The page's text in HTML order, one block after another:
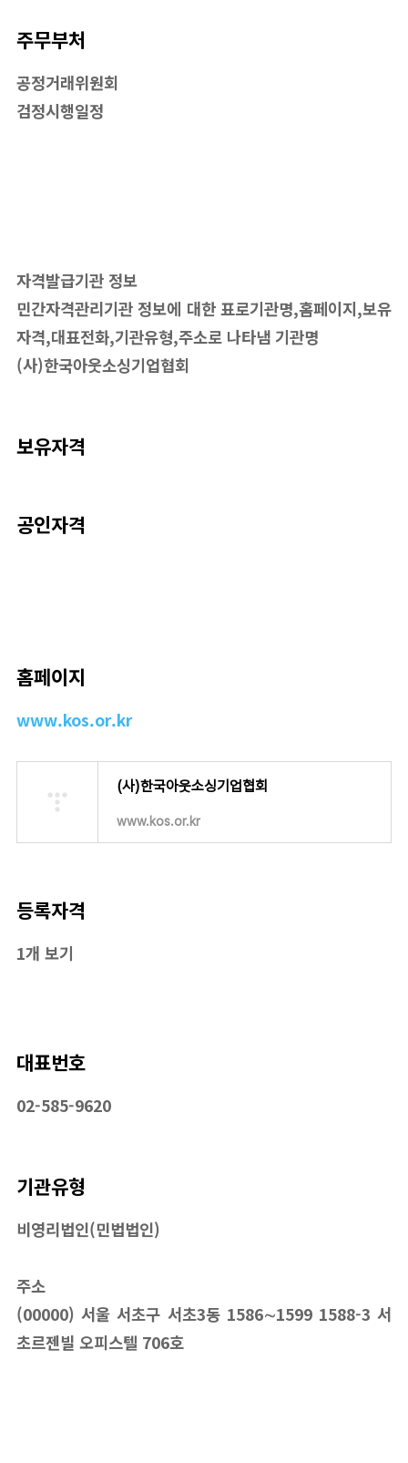
주무부처
공정거래위원회
검정시행일정
자격발급기관 정보
민간자격관리기관 정보에 대한 표로기관명,홈페이지,보유
자격,대표전화,기관유형,주소로 나타냄 기관명
(사)한국아웃소싱기업협회
보유자격
공인자격
홈페이지
www.kos.or.kr
(사)한국아웃소싱기업협회
www.kos.or.kr
등록자격
1개 보기
대표번호
02-585-9620
기관유형
비영리법인(민법법인)
주소
(00000) 서울 서초구 서초3동 1586∼1599 1588-3 서
초르젠빌 오피스텔 706호